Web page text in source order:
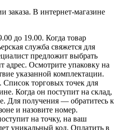
заказа. В интернет-магазине
до 19.00. Когда товар
служба свяжется для
предложит выбрать
адрес. Осмотрите упаковку на
указанной комплектации.
Список торговых точек для
Когда он поступит на склад,
Для получения — обратитесь к
и назовите номер.
на точку, на ваш
уникальный код. Оплатить в